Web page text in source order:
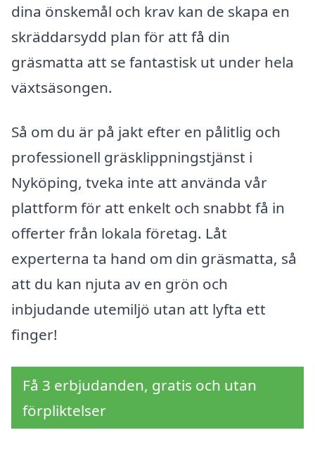
dina önskemål och krav kan de skapa en
skräddarsydd plan för att få din
gräsmatta att se fantastisk ut under hela
växtsäsongen.
Så om du är på jakt efter en pålitlig och
professionell gräsklippningstjänst i
Nyköping, tveka inte att använda vår
plattform för att enkelt och snabbt få in
offerter från lokala företag. Låt
experterna ta hand om din gräsmatta, så
att du kan njuta av en grön och
inbjudande utemiljö utan att lyfta ett
finger!
Få 3 erbjudanden, gratis och utan
förpliktelser